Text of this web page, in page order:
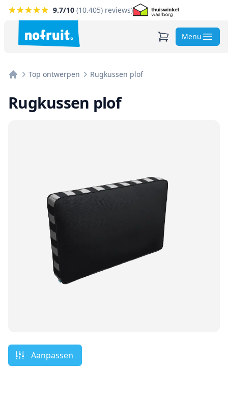
9.7/10 (10.405) reviews)
Menu
Top ontwerpen Rugkussen plof
Rugkussen plof
Aanpassen